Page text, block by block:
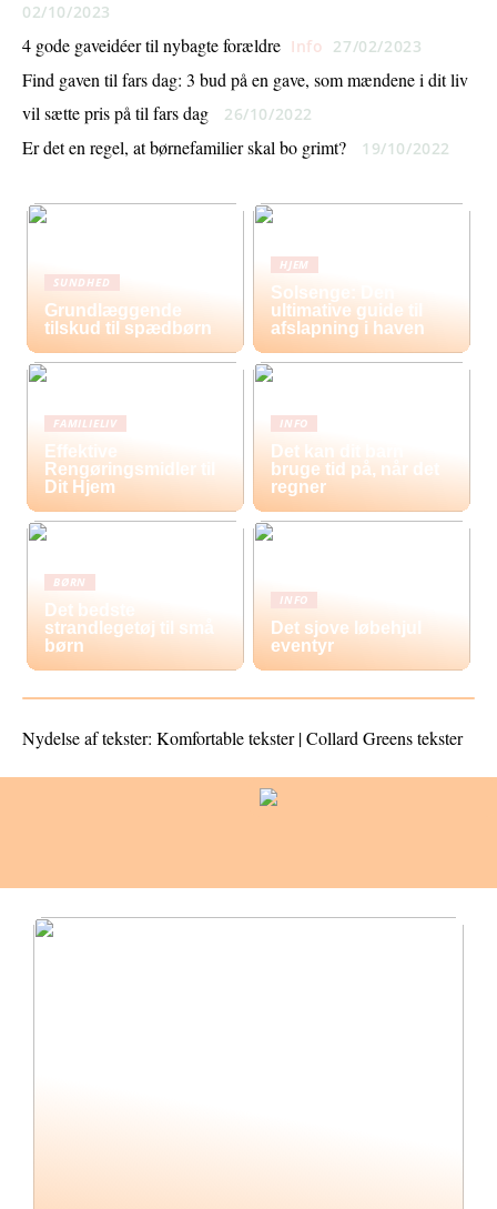
02/10/2023
4 gode gaveidéer til nybagte forældre Info 27/02/2023
Find gaven til fars dag: 3 bud på en gave, som mændene i dit liv
vil sætte pris på til fars dag
26/10/2022
Er det en regel, at børnefamilier skal bo grimt? 19/10/2022
SUNDHED
Grundlæggende
tilskud til spædbørn
HJEM
Solsenge: Den
ultimative guide til
afslapning i haven
FAMILIELIV
Effektive
Rengøringsmidler til
Dit Hjem
INFO
Det kan dit barn
bruge tid på, når det
regner
BØRN
Det bedste
strandlegetøj til små
børn
INFO
Det sjove løbehjul
eventyr
Nydelse af tekster: Komfortable tekster | Collard Greens tekster